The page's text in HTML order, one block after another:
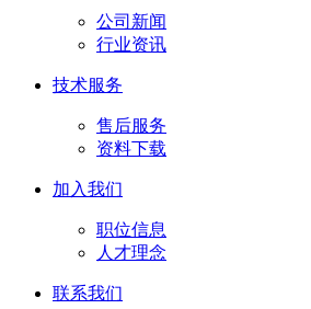
公司新闻
行业资讯
技术服务
售后服务
资料下载
加入我们
职位信息
人才理念
联系我们